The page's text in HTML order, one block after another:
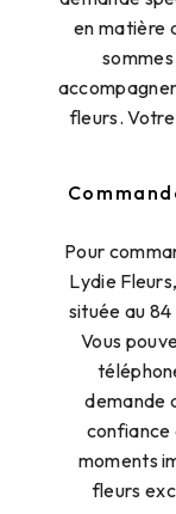
en matière
fleurs.
Pour
Lydie
située au
Vous
demande
confiance
moments
fleurs